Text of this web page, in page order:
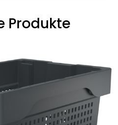
Produkte